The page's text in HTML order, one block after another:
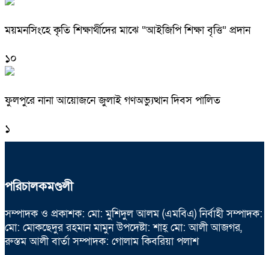
ময়মনসিংহে কৃতি শিক্ষার্থীদের মাঝে “আইজিপি শিক্ষা বৃত্তি” প্রদান
১০
ফুলপুরে নানা আয়োজনে জুলাই গণঅভ্যুত্থান দিবস পালিত
১
পরিচালকমণ্ডলী
সম্পাদক ও প্রকাশক: মো: মুশিদুল আলম (এমবিএ) নির্বাহী সম্পাদক:
মো: মোকছেদুর রহমান মামুন উপদেষ্টা: শাহ্ মো: আলী আজগর,
রুস্তম আলী বার্তা সম্পাদক: গোলাম কিবরিয়া পলাশ